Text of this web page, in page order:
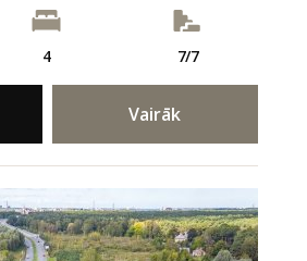
4 7/7
Vairāk